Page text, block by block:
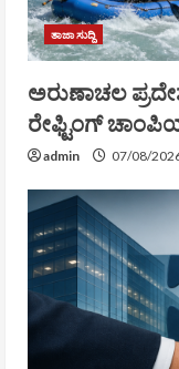
ತಾಜಾ ಸುದ್ದಿ
ಅರುಣಾಚಲ
ರೇಫ್ಟಿಂಗ್
admin 07/08/